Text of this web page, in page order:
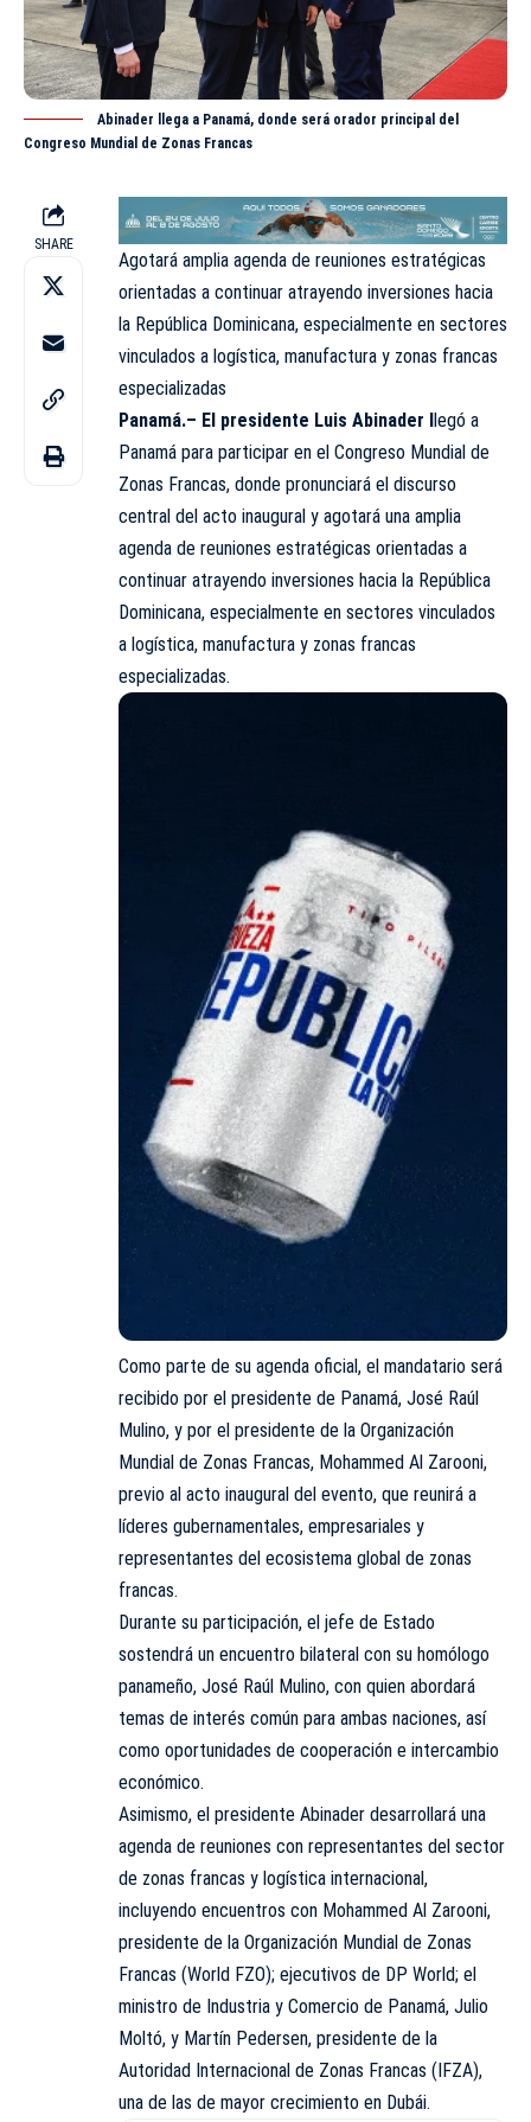
Abinader llega a Panamá, donde será orador principal del
Congreso Mundial de Zonas Francas
SHARE
Agotará amplia agenda de reuniones estratégicas
orientadas a continuar atrayendo inversiones hacia
la República Dominicana, especialmente en sectores
vinculados a logística, manufactura y zonas francas
especializadas
Panamá.– El presidente Luis Abinader llegó a
Panamá para participar en el Congreso Mundial de
Zonas Francas, donde pronunciará el discurso
central del acto inaugural y agotará una amplia
agenda de reuniones estratégicas orientadas a
continuar atrayendo inversiones hacia la República
Dominicana, especialmente en sectores vinculados
a logística, manufactura y zonas francas
especializadas.
Como parte de su agenda oficial, el mandatario será
recibido por el presidente de Panamá, José Raúl
Mulino, y por el presidente de la Organización
Mundial de Zonas Francas, Mohammed Al Zarooni,
previo al acto inaugural del evento, que reunirá a
líderes gubernamentales, empresariales y
representantes del ecosistema global de zonas
francas.
Durante su participación, el jefe de Estado
sostendrá un encuentro bilateral con su homólogo
panameño, José Raúl Mulino, con quien abordará
temas de interés común para ambas naciones, así
como oportunidades de cooperación e intercambio
económico.
Asimismo, el presidente Abinader desarrollará una
agenda de reuniones con representantes del sector
de zonas francas y logística internacional,
incluyendo encuentros con Mohammed Al Zarooni,
presidente de la Organización Mundial de Zonas
Francas (World FZO); ejecutivos de DP World; el
ministro de Industria y Comercio de Panamá, Julio
Moltó, y Martín Pedersen, presidente de la
Autoridad Internacional de Zonas Francas (IFZA),
una de las de mayor crecimiento en Dubái.